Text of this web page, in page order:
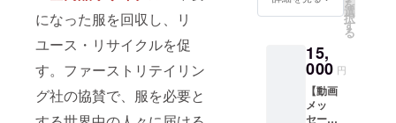
になった服を回収し、リ
ユース・リサイクルを促
す。ファーストリテイリン
グ社の協賛で、服を必要と
PDF】
の活動
の様子
をまと
めた限
定レ
を
選
択
す
る
15,
000 円
【動画
メッ
セー